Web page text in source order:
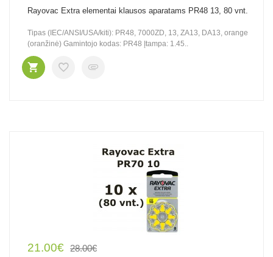
Rayovac Extra elementai klausos aparatams PR48 13, 80 vnt.
Tipas (IEC/ANSI/USA/kiti): PR48, 7000ZD, 13, ZA13, DA13, orange
(oranžinė) Gamintojo kodas: PR48 Įtampa: 1.45..
21.00€ 28.00€